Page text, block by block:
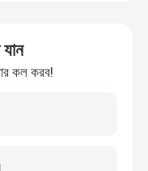
যান
কল করব!